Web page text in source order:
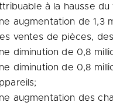
à la hausse
augmentation de 1,3
ventes de pièces,
diminution de 0,8
diminution de 0,8
augmentation des